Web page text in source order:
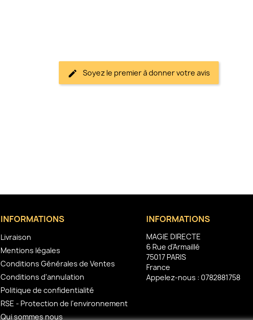
Soyez le premier à donner votre avis
INFORMATIONS
Livraison
Mentions légales
Conditions Générales de Ventes
Conditions d'annulation
Politique de confidentialité
RSE - Protection de l'environnement
Qui sommes nous
INFORMATIONS
MAGIE DIRECTE
6 Rue d'Armaillé
75017 PARIS
France
Appelez-nous : 0782881758